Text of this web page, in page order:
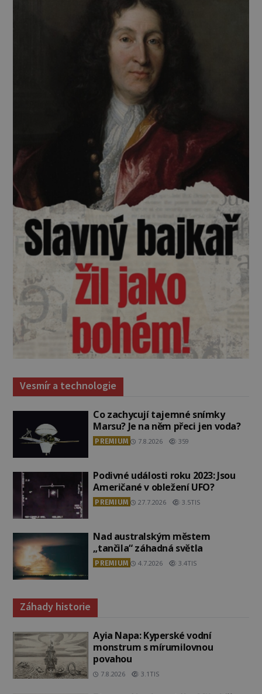
Vesmír a technologie
Co zachycují tajemné snímky
Marsu? Je na něm přeci jen voda?
PREMIUM 7.8.2026 359
Podivné události roku 2023: Jsou
Američané v obležení UFO?
PREMIUM 27.7.2026 3.5TIS
Nad australským městem
„tančila“ záhadná světla
PREMIUM 4.7.2026 3.4TIS
Záhady historie
Ayia Napa: Kyperské vodní
monstrum s mírumilovnou
povahou
7.8.2026 3.1TIS